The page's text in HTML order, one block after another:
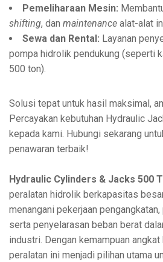
Pemeliharaan Mesin:
shifting, dan maintenance alat-alat
Sewa dan Rental: Layanan
pompa hidrolik pendukung (seperti
500 ton).
Solusi tepat untuk hasil maksimal,
Percayakan kebutuhan Hydraulic
kepada kami. Hubungi sekarang
penawaran terbaik!
Hydraulic Cylinders & Jacks 500
peralatan hidrolik berkapasitas
menangani pekerjaan pengangkatan,
serta penyelarasan beban berat
industri. Dengan kemampuan angkat
peralatan ini menjadi pilihan utama